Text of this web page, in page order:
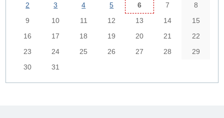
2
3 4 5 6 7
8
9
10 11 12 13 14
15
16
17 18 19 20 21
22
23
24 25 26 27 28
29
30
31